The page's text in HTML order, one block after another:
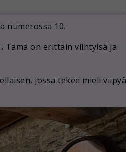
numerossa 10.
Tämä on erittäin viihtyisä ja
jossa tekee mieli viipyä